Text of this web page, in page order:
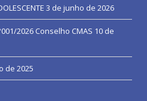
3 de junho de 2026
2026 Conselho CMAS 10 de
de 2025